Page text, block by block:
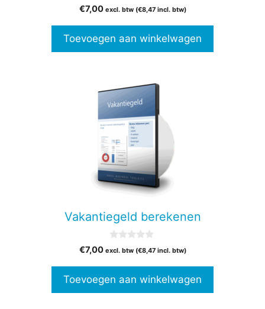
v
5
€7,00 excl. btw (€8,47incl. btw)
Toevoegen aan winkelwagen
Vakantiegeld berekenen
v
5
€7,00 excl. btw (€8,47incl. btw)
Toevoegen aan winkelwagen